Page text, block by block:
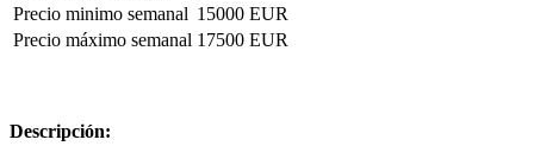
Precio minimo semanal 15000 EUR
Precio máximo semanal 17500 EUR
Descripción: